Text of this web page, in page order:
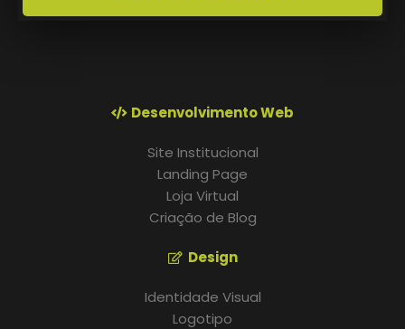
Desenvolvimento Web
Site Institucional
Landing Page
Loja Virtual
Criação de Blog
Design
Identidade Visual
Logotipo